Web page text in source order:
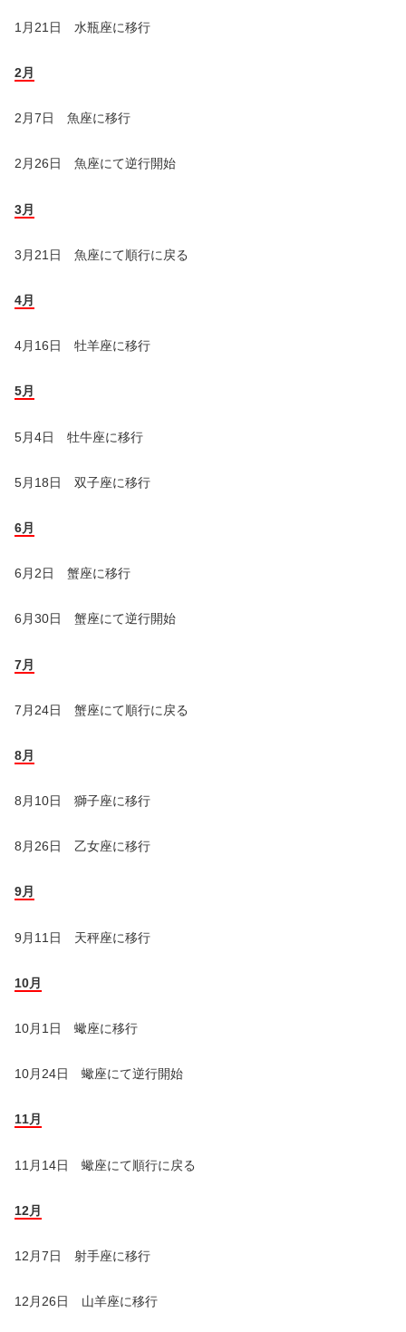
1月21日 水瓶座に移行
2月
2月7日 魚座に移行
2月26日 魚座にて逆行開始
3月
3月21日 魚座にて順行に戻る
4月
4月16日 牡羊座に移行
5月
5月4日 牡牛座に移行
5月18日 双子座に移行
6月
6月2日 蟹座に移行
6月30日 蟹座にて逆行開始
7月
7月24日 蟹座にて順行に戻る
8月
8月10日 獅子座に移行
8月26日 乙女座に移行
9月
9月11日 天秤座に移行
10月
10月1日 蠍座に移行
10月24日 蠍座にて逆行開始
11月
11月14日 蠍座にて順行に戻る
12月
12月7日 射手座に移行
12月26日 山羊座に移行